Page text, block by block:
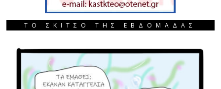
ΤΟ ΣΚΙΤΣΟ ΤΗΣ ΕΒΔΟΜΑΔΑΣ